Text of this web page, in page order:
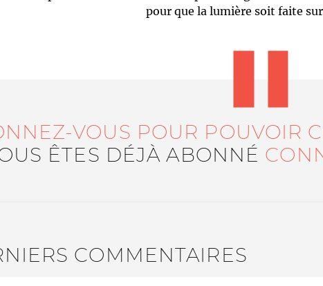
pour que la lumière soit faite
VOUS POUR POUVOIR
ÊTES DÉJÀ ABONNÉ
COMMENTAIRES